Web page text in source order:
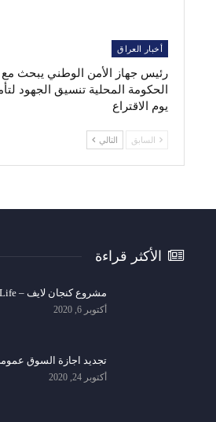
أخبار العراق
رئيس جهاز الأمن الوطني يبحث مع
الحكومة المحلية تنسيق الجهود
يوم الاقتراع
السابق التالي
الأكثر قراءة
مشروع كنجان لايف – Ganjan Life
أكتوبر 6, 2020
تجديد اجازة السوق
أكتوبر 24, 2020